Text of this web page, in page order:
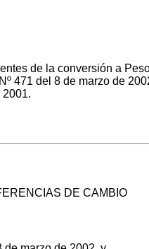
de la conversión a
471 del 8 de marzo de
DE CAMBIO